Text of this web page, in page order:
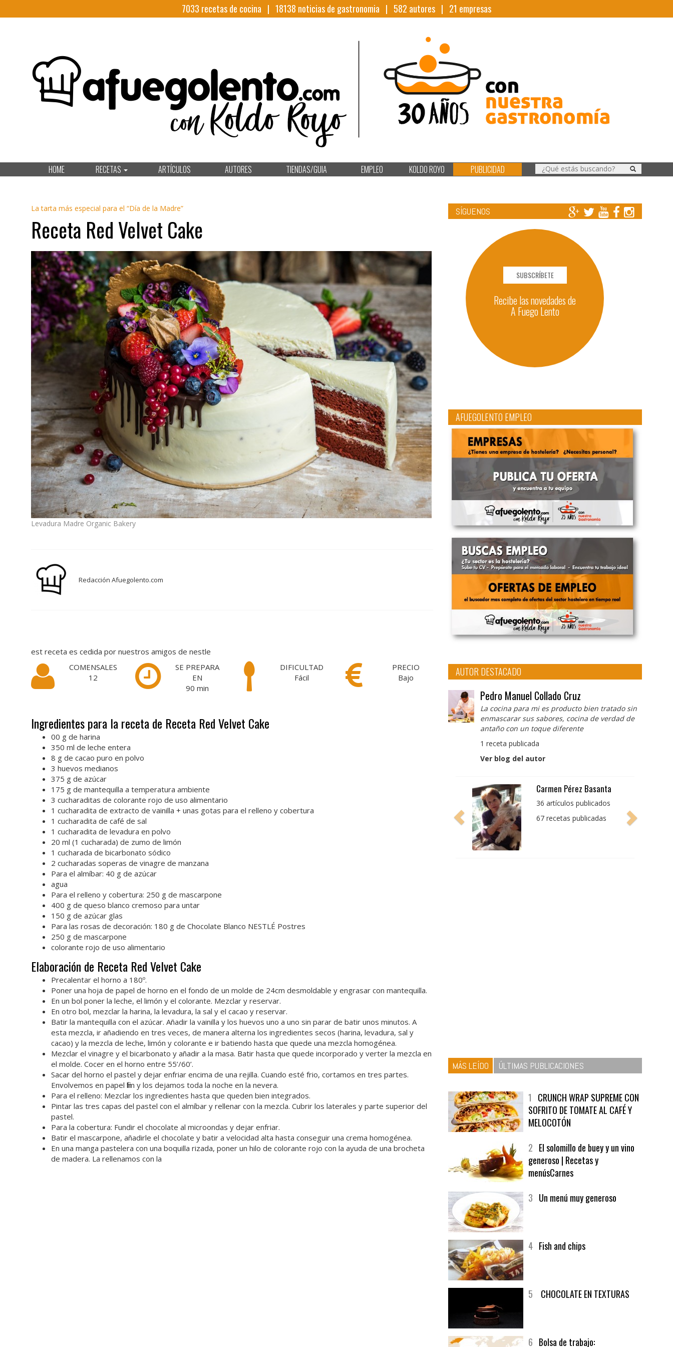
7033 recetas de cocina | 18138 noticias de gastronomia | 582 autores | 21 empresas
HOME RECETAS ARTÍCULOS AUTORES TIENDAS/GUIA EMPLEO KOLDO ROYO PUBLICIDAD
La tarta más especial para el “Día de la Madre”
Receta Red Velvet Cake
Levadura Madre Organic Bakery
Redacción Afuegolento.com
est receta es cedida por nuestros amigos de nestle
COMENSALES
12
SE PREPARA
EN
90 min
DIFICULTAD
Fácil
PRECIO
Bajo
Ingredientes para la receta de Receta Red Velvet Cake
00 g de harina
350 ml de leche entera
8 g de cacao puro en polvo
3 huevos medianos
375 g de azúcar
175 g de mantequilla a temperatura ambiente
3 cucharaditas de colorante rojo de uso alimentario
1 cucharadita de extracto de vainilla + unas gotas para el relleno y cobertura
1 cucharadita de café de sal
1 cucharadita de levadura en polvo
20 ml (1 cucharada) de zumo de limón
1 cucharada de bicarbonato sódico
2 cucharadas soperas de vinagre de manzana
Para el almíbar: 40 g de azúcar
agua
Para el relleno y cobertura: 250 g de mascarpone
400 g de queso blanco cremoso para untar
150 g de azúcar glas
Para las rosas de decoración: 180 g de Chocolate Blanco NESTLÉ Postres
250 g de mascarpone
colorante rojo de uso alimentario
Elaboración de Receta Red Velvet Cake
Precalentar el horno a 180º.
Poner una hoja de papel de horno en el fondo de un molde de 24cm desmoldable y engrasar con mantequilla.
En un bol poner la leche, el limón y el colorante. Mezclar y reservar.
En otro bol, mezclar la harina, la levadura, la sal y el cacao y reservar.
Batir la mantequilla con el azúcar. Añadir la vainilla y los huevos uno a uno sin parar de batir unos minutos. A
esta mezcla, ir añadiendo en tres veces, de manera alterna los ingredientes secos (harina, levadura, sal y
cacao) y la mezcla de leche, limón y colorante e ir batiendo hasta que quede una mezcla homogénea.
Mezclar el vinagre y el bicarbonato y añadir a la masa. Batir hasta que quede incorporado y verter la mezcla en
el molde. Cocer en el horno entre 55’/60’.
Sacar del horno el pastel y dejar enfriar encima de una rejilla. Cuando esté frio, cortamos en tres partes.
Envolvemos en papel film y los dejamos toda la noche en la nevera.
Para el relleno: Mezclar los ingredientes hasta que queden bien integrados.
Pintar las tres capas del pastel con el almíbar y rellenar con la mezcla. Cubrir los laterales y parte superior del
pastel.
Para la cobertura: Fundir el chocolate al microondas y dejar enfriar.
Batir el mascarpone, añadirle el chocolate y batir a velocidad alta hasta conseguir una crema homogénea.
En una manga pastelera con una boquilla rizada, poner un hilo de colorante rojo con la ayuda de una brocheta
de madera. La rellenamos con la
SÍGUENOS
SUBSCRÍBETE
Recibe las novedades de
A Fuego Lento
AFUEGOLENTO EMPLEO
AUTOR DESTACADO
Pedro Manuel Collado Cruz
La cocina para mi es producto bien tratado sin
enmascarar sus sabores, cocina de verdad de
antaño con un toque diferente
1 receta publicada
Ver blog del autor
Pedro Manuel Collado
Cruz
producto bien tratado
MÁS LEÍDO ÚLTIMAS PUBLICACIONES
SOFRITO DE TOMATE AL CAFÉ Y
MELOCOTÓN
generoso | Recetas y